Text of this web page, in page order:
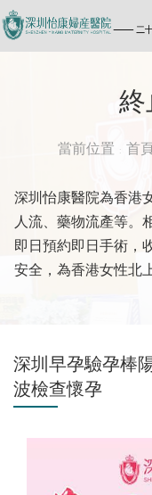
終
當前位置 首
深圳怡康醫院為香港
人流、藥物流產等。
即日預約即日手術，
安全，為香港女性北
深圳早孕驗孕棒
波檢查懷孕